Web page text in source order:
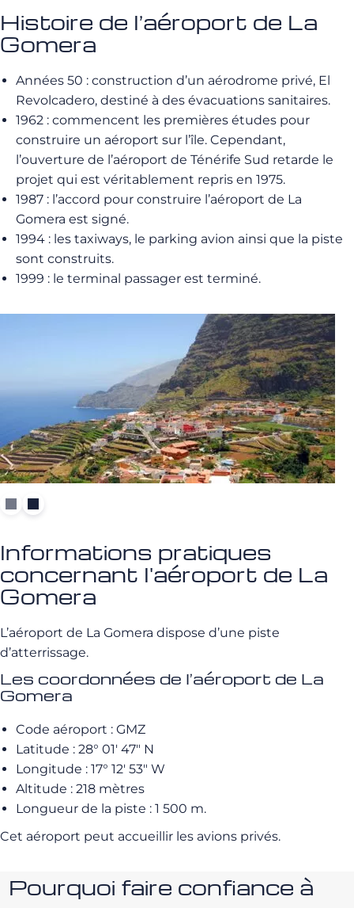
Histoire de l’aéroport de La
Gomera
Années 50 : construction d’un aérodrome privé, El
Revolcadero, destiné à des évacuations sanitaires.
1962 : commencent les premières études pour
construire un aéroport sur l’île. Cependant,
l’ouverture de l’aéroport de Ténérife Sud retarde le
projet qui est véritablement repris en 1975.
1987 : l’accord pour construire l’aéroport de La
Gomera est signé.
1994 : les taxiways, le parking avion ainsi que la piste
sont construits.
1999 : le terminal passager est terminé.
Informations pratiques
concernant l'aéroport de La
Gomera
L’aéroport de La Gomera dispose d’une piste
d’atterrissage.
Les coordonnées de l’aéroport de La
Gomera
Code aéroport : GMZ
Latitude : 28° 01′ 47″ N
Longitude : 17° 12′ 53″ W
Altitude : 218 mètres
Longueur de la piste : 1 500 m.
Cet aéroport peut accueillir les avions privés.
Pourquoi faire confiance à